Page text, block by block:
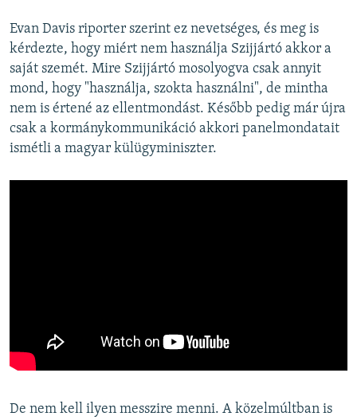
Evan Davis riporter szerint ez nevetséges, és meg is
kérdezte, hogy miért nem használja Szijjártó akkor a
saját szemét. Mire Szijjártó mosolyogva csak annyit
mond, hogy "használja, szokta használni", de mintha
nem is értené az ellentmondást. Később pedig már újra
csak a kormánykommunikáció akkori panelmondatait
ismétli a magyar külügyminiszter.
De nem kell ilyen messzire menni. A közelmúltban is